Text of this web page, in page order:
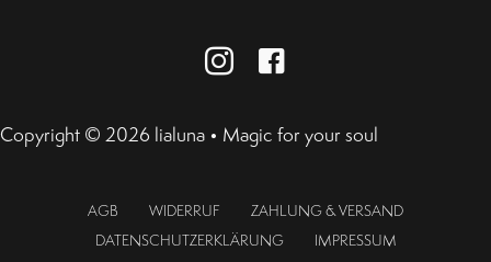
InstagramFacebook
Copyright © 2026 lialuna • Magic for your soul
AGB WIDERRUF
ZAHLUNG & VERSAND
DATENSCHUTZERKLÄRUNG
IMPRESSUM